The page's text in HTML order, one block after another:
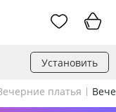
Установить
платья